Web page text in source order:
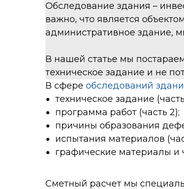
Обследование здания –
важно, что является
административное здание,
В нашей статье мы
техническое задание и не
В сфере обследований
техническое задание (часть
программа работ (часть 2);
причины образования
испытания материалов
графические материалы и
Сметный расчет мы